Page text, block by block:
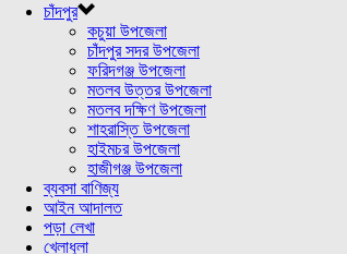
চাঁদপুর
কচুয়া উপজেলা
চাঁদপুর সদর উপজেলা
ফরিদগঞ্জ উপজেলা
মতলব উত্তর উপজেলা
মতলব দক্ষিণ উপজেলা
শাহরাস্তি উপজেলা
হাইমচর উপজেলা
হাজীগঞ্জ উপজেলা
ব্যবসা বাণিজ্য
আইন আদালত
পড়া লেখা
খেলাধুলা